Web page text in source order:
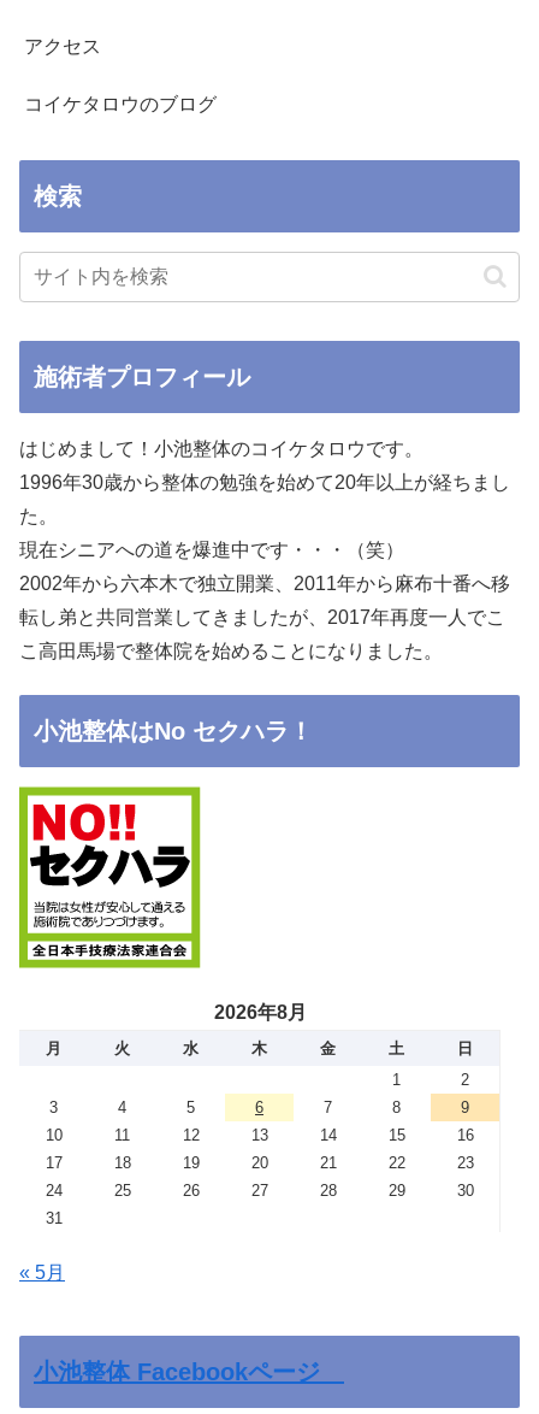
アクセス
コイケタロウのブログ
検索
施術者プロフィール
はじめまして！小池整体のコイケタロウです。
1996年30歳から整体の勉強を始めて20年以上が経ちまし
た。
現在シニアへの道を爆進中です・・・（笑）
2002年から六本木で独立開業、2011年から麻布十番へ移
転し弟と共同営業してきましたが、2017年再度一人でこ
こ高田馬場で整体院を始めることになりました。
小池整体はNo セクハラ！
2026年8月
月 火 水 木 金 土
日
1
2
3
4 5 6 7 8
9
10
11 12 13 14 15
16
17
18 19 20 21 22
23
24
25 26 27 28 29
30
31
« 5月
小池整体 Facebookページ